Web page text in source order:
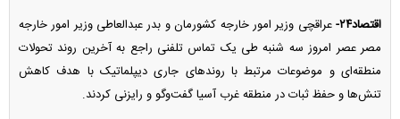
اقتصاد۲۴-
عراقچی وزیر امور خارجه کشورمان و بدر عبدالعاطی وزیر امور خارجه
مصر عصر امروز سه شنبه طی یک تماس تلفنی راجع به آخرین روند تحولات
منطقه‌ای و موضوعات مرتبط با روند‌های جاری دیپلماتیک با هدف کاهش
تنش‌ها و حفظ ثبات در منطقه غرب آسیا گفت‌و‌گو و رایزنی کردند.